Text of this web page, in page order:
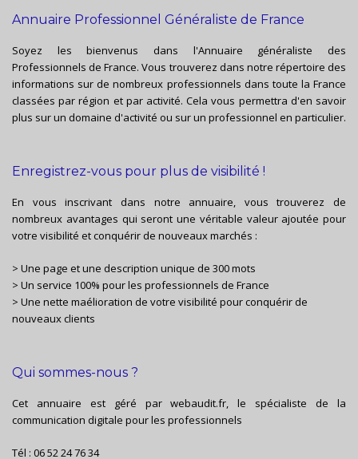
Annuaire Professionnel Généraliste de France
Soyez les bienvenus dans l'Annuaire généraliste des
Professionnels de France. Vous trouverez dans notre répertoire des
informations sur de nombreux professionnels dans toute la France
classées par région et par activité. Cela vous permettra d'en savoir
plus sur un domaine d'activité ou sur un professionnel en particulier.
Enregistrez-vous pour plus de visibilité !
En vous inscrivant dans notre annuaire, vous trouverez de
nombreux avantages qui seront une véritable valeur ajoutée pour
votre visibilité et conquérir de nouveaux marchés :
> Une page et une description unique de 300 mots
> Un service 100% pour les professionnels de France
> Une nette maélioration de votre visibilité pour conquérir de
nouveaux clients
Qui sommes-nous ?
Cet annuaire est géré parwebaudit.fr, le spécialiste de la
communication digitale pour les professionnels
Tél : 06 52 24 76 34